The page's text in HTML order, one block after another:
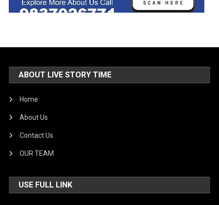
ABOUT LIVE STORY TIME
Home
About Us
Contact Us
OUR TEAM
USE FULL LINK